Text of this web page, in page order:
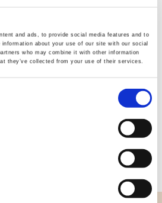
and ads, to provide social media features and to
about your use of our site with our social
who may combine it with other information
they’ve collected from your use of their services.
112,00
100% bomuld
0,152 Kg.